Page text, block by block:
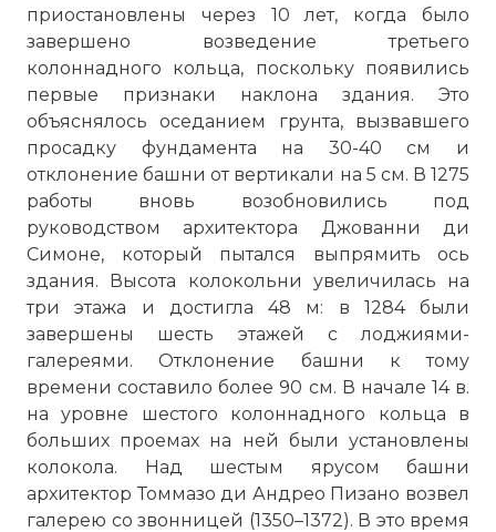
приостановлены через 10 лет, когда было
завершено возведение третьего
колоннадного кольца, поскольку появились
первые признаки наклона здания. Это
объяснялось оседанием грунта, вызвавшего
просадку фундамента на 30-40 см и
отклонение башни от вертикали на 5 см. В 1275
работы вновь возобновились под
руководством архитектора Джованни ди
Симоне, который пытался выпрямить ось
здания. Высота колокольни увеличилась на
три этажа и достигла 48 м: в 1284 были
завершены шесть этажей с лоджиями-
галереями. Отклонение башни к тому
времени составило более 90 см. В начале 14 в.
на уровне шестого колоннадного кольца в
больших проемах на ней были установлены
колокола. Над шестым ярусом башни
архитектор Томмазо ди Андрео Пизано возвел
галерею со звонницей (1350–1372). В это время